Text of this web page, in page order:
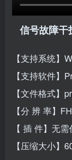
信号故障干
【支持系统】
【支持软件】
【文件格式】
【分 辨 率】
【 插 件】无
【压缩大小】